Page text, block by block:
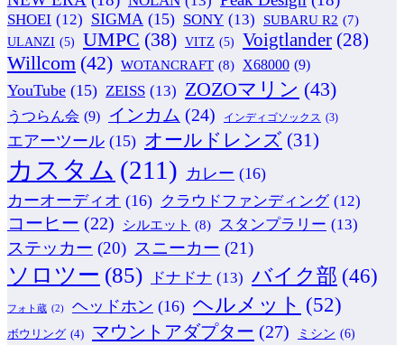
SHOEI (12) SIGMA (15) SONY (13) SUBARU R2 (7)
ULANZI (5) UMPC (38) VITZ (5) Voigtlander (28)
Willcom (42) WOTANCRAFT (8) X68000 (9)
YouTube (15) ZEISS (13) ZOZOマリン (43)
うつらん会 (9) インカム (24) インディゴソックス (3)
エアーツール (15) オールドレンズ (31)
カスタム (211) カレー (16)
カーオーディオ (16) クラウドファンディング (12)
コーヒー (22) シルエット (8) スタンプラリー (13)
ステッカー (20) スニーカー (21)
ソロツー (85) ドナドナ (13) バイク部 (46)
フォト蔵 (2) ヘッドホン (16) ヘルメット (52)
ボウリング (4) マウントアダプター (27) ミシン (6)